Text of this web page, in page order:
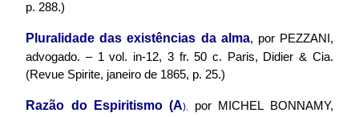
p. 288.)
Pluralidade das existências da alma, por PEZZANI,
advogado. – 1 vol. in-12, 3 fr. 50 c. Paris, Didier & Cia.
(Revue Spirite, janeiro de 1865, p. 25.)
Razão do Espiritismo (A), por MICHEL BONNAMY,